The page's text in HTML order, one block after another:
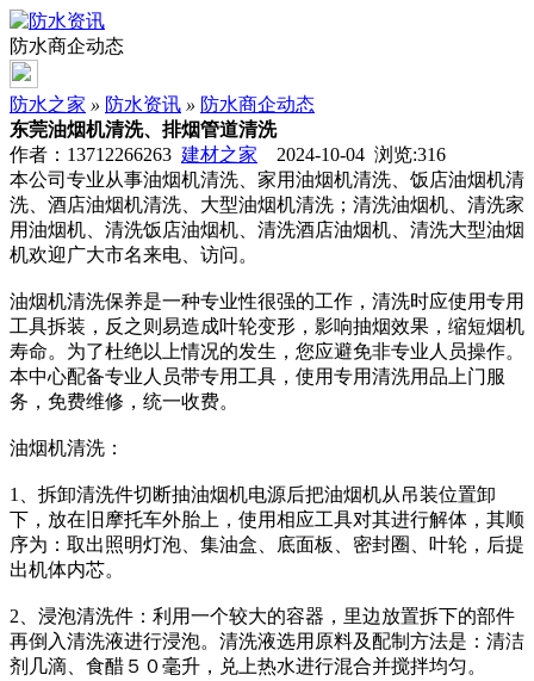
防水商企动态
防水之家 » 防水资讯 » 防水商企动态
东莞油烟机清洗、排烟管道清洗
作者：13712266263 建材之家 2024-10-04 浏览:316
本公司专业从事油烟机清洗、家用油烟机清洗、饭店油烟机清
洗、酒店油烟机清洗、大型油烟机清洗；清洗油烟机、清洗家
用油烟机、清洗饭店油烟机、清洗酒店油烟机、清洗大型油烟
机欢迎广大市名来电、访问。
油烟机清洗保养是一种专业性很强的工作，清洗时应使用专用
工具拆装，反之则易造成叶轮变形，影响抽烟效果，缩短烟机
寿命。为了杜绝以上情况的发生，您应避免非专业人员操作。
本中心配备专业人员带专用工具，使用专用清洗用品上门服
务，免费维修，统一收费。
油烟机清洗：
1、拆卸清洗件切断抽油烟机电源后把油烟机从吊装位置卸
下，放在旧摩托车外胎上，使用相应工具对其进行解体，其顺
序为：取出照明灯泡、集油盒、底面板、密封圈、叶轮，后提
出机体内芯。
2、浸泡清洗件：利用一个较大的容器，里边放置拆下的部件
再倒入清洗液进行浸泡。清洗液选用原料及配制方法是：清洁
剂几滴、食醋５０毫升，兑上热水进行混合并搅拌均匀。